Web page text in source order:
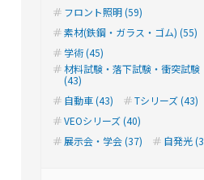
フロント照明 (59)
素材(鉄鋼・ガラス・ゴム) (55)
学術 (45)
材料試験・落下試験・衝突試験
(43)
自動車 (43)
Tシリーズ (43)
VEOシリーズ (40)
展示会・学会 (37)
自発光